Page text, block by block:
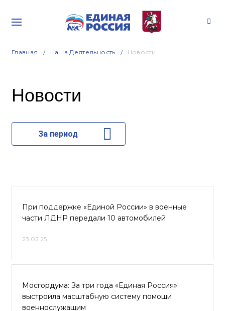
Главная Наша Деятельность Новости
Новости
За период
При поддержке «Единой России» в военные
части ЛДНР передали 10 автомобилей
23.02.25
Мосгордума: За три года «Единая Россия»
выстроила масштабную систему помощи
военнослужащим